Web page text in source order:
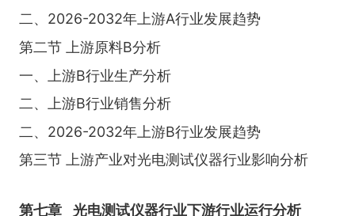
二、2026-2032年上游A行业发展趋势
第二节 上游原料B分析
一、上游B行业生产分析
二、上游B行业销售分析
二、2026-2032年上游B行业发展趋势
第三节 上游产业对光电测试仪器行业影响分析
第七章 光电测试仪器行业下游行业运行分析